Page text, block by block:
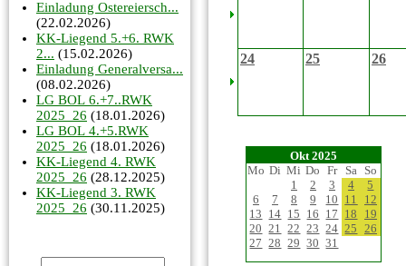
Einladung Ostereiersch...
(22.02.2026)
KK-Liegend 5.+6. RWK
2... (15.02.2026)
Einladung Generalversa...
(08.02.2026)
LG BOL 6.+7..RWK
2025_26 (18.01.2026)
LG BOL 4.+5.RWK
2025_26 (18.01.2026)
KK-Liegend 4. RWK
2025_26 (28.12.2025)
KK-Liegend 3. RWK
2025_26 (30.11.2025)
24 25 26
Okt 2025
Mo Di Mi Do Fr Sa So
1
2 3 4
5
6
7 8 9 10 11
12
13 14 15 16 17 18
19
20 21 22 23 24 25 26
27 28 29 30 31